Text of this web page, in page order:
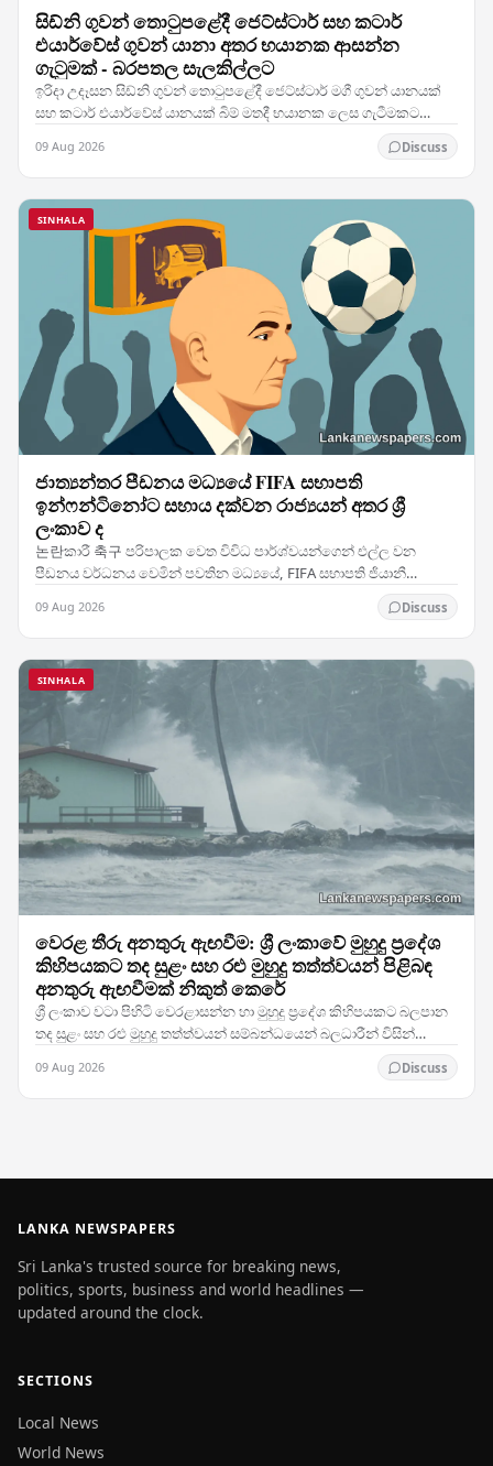
සිඩ්නි ගුවන් තොටුපළේදී ජෙට්ස්ටාර් සහ කටාර්
එයාර්වේස් ගුවන් යානා අතර භයානක ආසන්න
ගැටුමක් - බරපතල සැලකිල්ලට
ඉරිදා උදෑසන සිඩ්නි ගුවන් තොටුපළේදී ජෙට්ස්ටාර් මගී ගුවන් යානයක්
සහ කටාර් එයාර්වේස් යානයක් බිම් මතදී භයානක ලෙස ගැටීමකට
09 Aug 2026 Discuss
SINHALA
ජාත්‍යන්තර පීඩනය මධ්‍යයේ FIFA සභාපති
ඉන්ෆන්ටිනෝට සහාය දක්වන රාජ්‍යයන් අතර ශ්‍රී
ලංකාව ද
논란කාරී 축구 පරිපාලක වෙත විවිධ පාර්ශ්වයන්ගෙන් එල්ල වන
පීඩනය වර්ධනය වෙමින් පවතින මධ්‍යයේ, FIFA සභාපති ජියානී
ඉන්ෆන්ටිනෝට සිය සහාය පසක් කර ඇති රටවල් කණ්ඩායමක් අතර…
09 Aug 2026 Discuss
SINHALA
වෙරළ තීරු අනතුරු ඇඟවීම: ශ්‍රී ලංකාවේ මුහුදු ප්‍රදේශ
කිහිපයකට තද සුළං සහ රළු මුහුදු තත්ත්වයන් පිළිබඳ
අනතුරු ඇඟවීමක් නිකුත් කෙරේ
ශ්‍රී ලංකාව වටා පිහිටි වෙරළාසන්න හා මුහුදු ප්‍රදේශ කිහිපයකට බලපාන
තද සුළං සහ රළු මුහුදු තත්ත්වයන් සම්බන්ධයෙන් බලධාරීන් විසින්
09 Aug 2026 Discuss
LANKA NEWSPAPERS
Sri Lanka's trusted source for breaking news,
politics, sports, business and world headlines —
updated around the clock.
SECTIONS
Local News
World News